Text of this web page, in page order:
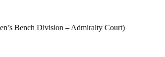
Bench Division – Admiralty Court)